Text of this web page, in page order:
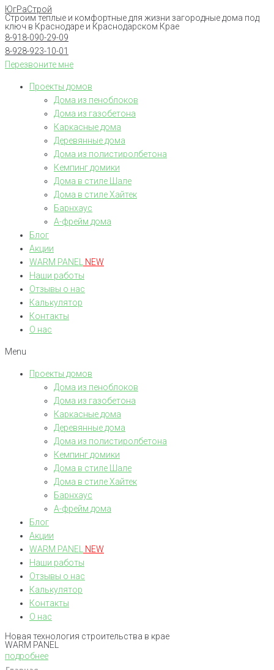
Перейти
к
контенту
ЮгРаСтрой
Строим теплые и комфортные для жизни загородные дома под
ключ в Краснодаре и Краснодарском Крае
8-918-090-29-09
8-928-923-10-01
Перезвоните мне
Проекты домов
Дома из пеноблоков
Дома из газобетона
Каркасные дома
Деревянные дома
Дома из полистиролбетона
Кемпинг домики
Дома в стиле Шале
Дома в стиле Хайтек
Барнхаус
А-фрейм дома
Блог
Акции
WARM PANEL
NEW
Наши работы
Отзывы о нас
Калькулятор
Контакты
О нас
Menu
Проекты домов
Дома из пеноблоков
Дома из газобетона
Каркасные дома
Деревянные дома
Дома из полистиролбетона
Кемпинг домики
Дома в стиле Шале
Дома в стиле Хайтек
Барнхаус
А-фрейм дома
Блог
Акции
WARM PANEL
NEW
Наши работы
Отзывы о нас
Калькулятор
Контакты
О нас
Новая технология строительства в крае
WARM PANEL
подробнее